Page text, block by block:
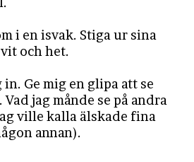
i en isvak. Stiga ur sina
och het.
in. Ge mig en glipa att se
jag månde se på andra
ville kalla älskade fina
annan).